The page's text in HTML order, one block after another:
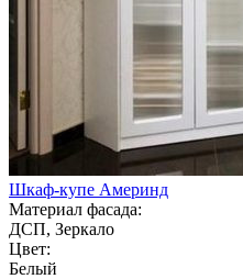
Шкаф-купе Америнд
Материал фасада:
ДСП, Зеркало
Цвет:
Белый